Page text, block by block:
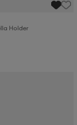
With Folding Seat Umbrella Holder